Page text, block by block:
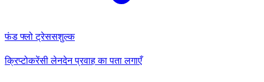
फंड फ्लो ट्रेससशुल्क
क्रिप्टोकरेंसी लेनदेन प्रवाह का पता लगाएँ